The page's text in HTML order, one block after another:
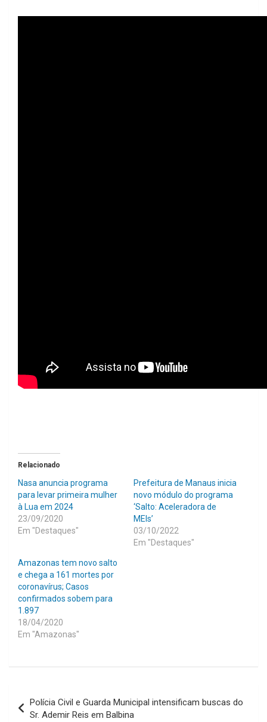
Relacionado
Nasa anuncia programa
para levar primeira mulher
à Lua em 2024
23/09/2020
Em "Destaques"
Prefeitura de Manaus inicia
novo módulo do programa
‘Salto: Aceleradora de
MEIs’
03/10/2022
Em "Destaques"
Amazonas tem novo salto
e chega a 161 mortes por
coronavírus; Casos
confirmados sobem para
1.897
18/04/2020
Em "Amazonas"
de
Polícia Civil e Guarda Municipal intensificam buscas do
Sr. Ademir Reis em Balbina